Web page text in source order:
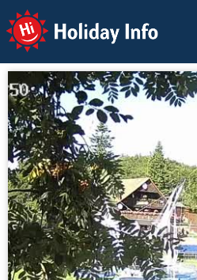
Holiday Info